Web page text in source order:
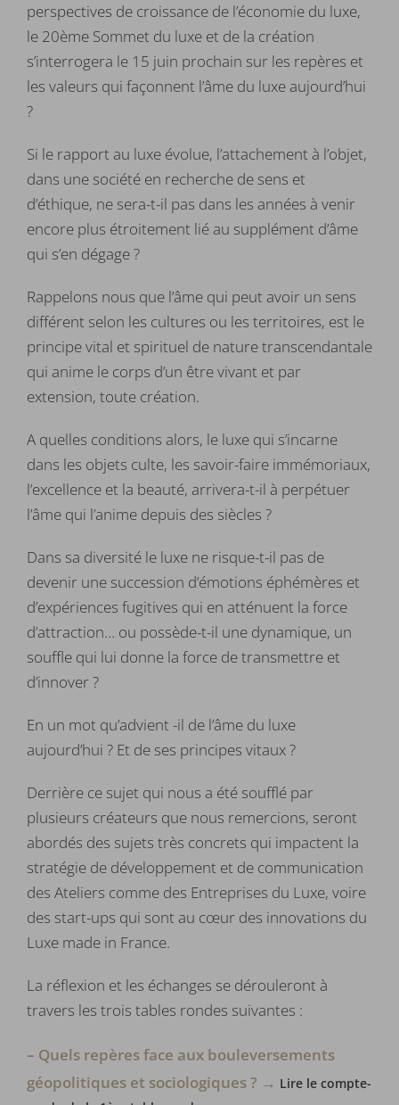
perspectives de croissance de l’économie du luxe,
le 20ème Sommet du luxe et de la création
s’interrogera le 15 juin prochain sur les repères et
les valeurs qui façonnent l’âme du luxe aujourd’hui
?
Si le rapport au luxe évolue, l’attachement à l’objet,
dans une société en recherche de sens et
d’éthique, ne sera-t-il pas dans les années à venir
encore plus étroitement lié au supplément d’âme
qui s’en dégage ?
Rappelons nous que l’âme qui peut avoir un sens
différent selon les cultures ou les territoires, est le
principe vital et spirituel de nature transcendantale
qui anime le corps d’un être vivant et par
extension, toute création.
A quelles conditions alors, le luxe qui s’incarne
dans les objets culte, les savoir-faire immémoriaux,
l’excellence et la beauté, arrivera-t-il à perpétuer
l’âme qui l’anime depuis des siècles ?
Dans sa diversité le luxe ne risque-t-il pas de
devenir une succession d’émotions éphémères et
d’expériences fugitives qui en atténuent la force
d’attraction… ou possède-t-il une dynamique, un
souffle qui lui donne la force de transmettre et
d’innover ?
En un mot qu’advient -il de l’âme du luxe
aujourd’hui ? Et de ses principes vitaux ?
Derrière ce sujet qui nous a été soufflé par
plusieurs créateurs que nous remercions, seront
abordés des sujets très concrets qui impactent la
stratégie de développement et de communication
des Ateliers comme des Entreprises du Luxe, voire
des start-ups qui sont au cœur des innovations du
Luxe made in France.
La réflexion et les échanges se dérouleront à
travers les trois tables rondes suivantes :
– Quels repères face aux bouleversements
géopolitiques et sociologiques ? → Lire le compte-